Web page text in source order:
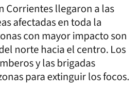
Corrientes llegaron a las
afectadas en toda la
con mayor impacto son
norte hacia el centro. Los
y las brigadas
para extinguir los focos.